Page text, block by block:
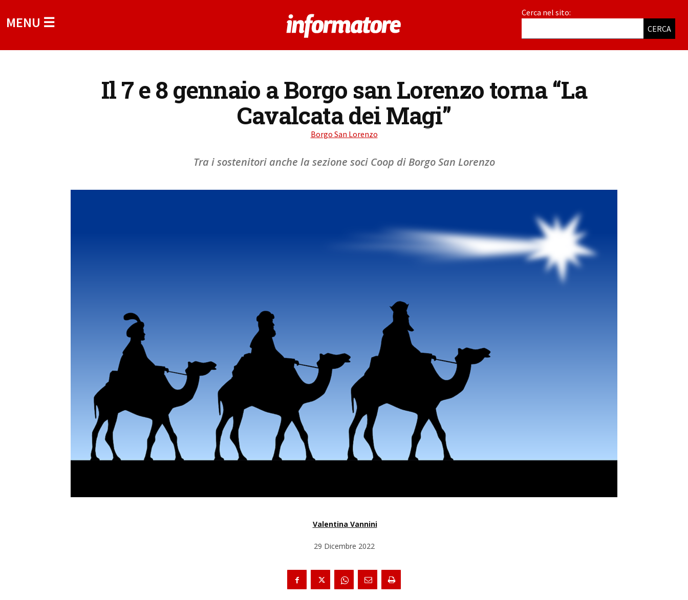
MENU ☰
Cerca nel sito:
CERCA
Il 7 e 8 gennaio a Borgo san Lorenzo torna “La
Cavalcata dei Magi”
Borgo San Lorenzo
Tra i sostenitori anche la sezione soci Coop di Borgo San Lorenzo
Valentina Vannini
29 Dicembre 2022